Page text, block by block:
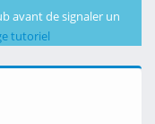
avant de signaler un
tutoriel